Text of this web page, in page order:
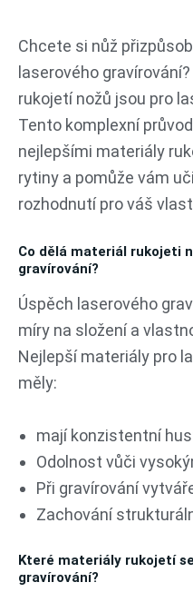
obsah
Chcete si nůž
laserového
rukojetí nožů jsou pro
Tento komplexní
nejlepšími materiály
rytiny a pomůže vám
rozhodnutí pro váš
Co dělá materiál rukojeti
gravírování?
Úspěch laserového
míry na složení a
Nejlepší materiály pro
měly:
mají konzistentní
Odolnost vůči
Při gravírování
Zachování
Které materiály rukojetí
gravírování?